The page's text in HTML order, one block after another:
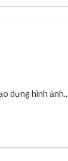
dựng hình